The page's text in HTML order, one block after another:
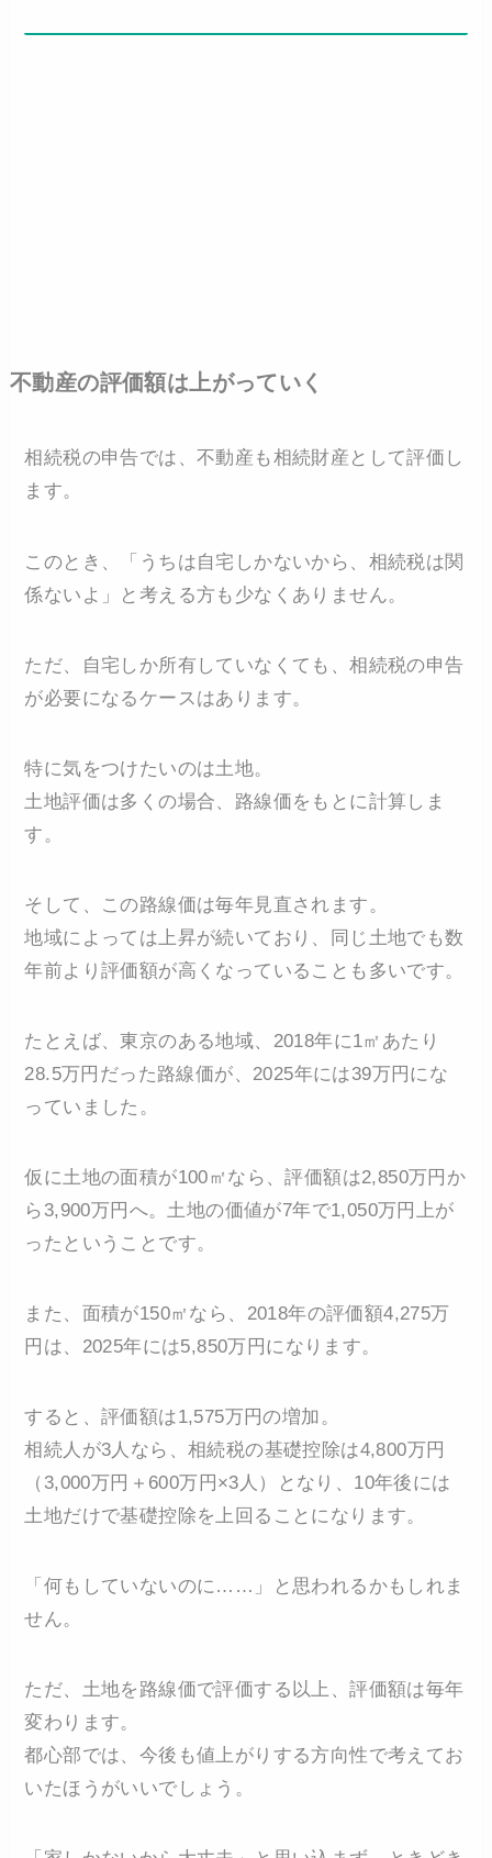
不動産の評価額は上がっていく
相続税の申告では、不動産も相続財産として評価し
ます。
このとき、「うちは自宅しかないから、相続税は関
係ないよ」と考える方も少なくありません。
ただ、自宅しか所有していなくても、相続税の申告
が必要になるケースはあります。
特に気をつけたいのは土地。
土地評価は多くの場合、路線価をもとに計算しま
す。
そして、この路線価は毎年見直されます。
地域によっては上昇が続いており、同じ土地でも数
年前より評価額が高くなっていることも多いです。
たとえば、東京のある地域、2018年に1㎡あたり
28.5万円だった路線価が、2025年には39万円にな
っていました。
仮に土地の面積が100㎡なら、評価額は2,850万円か
ら3,900万円へ。土地の価値が7年で1,050万円上が
ったということです。
また、面積が150㎡なら、2018年の評価額4,275万
円は、2025年には5,850万円になります。
すると、評価額は1,575万円の増加。
相続人が3人なら、相続税の基礎控除は4,800万円
（3,000万円＋600万円×3人）となり、10年後には
土地だけで基礎控除を上回ることになります。
「何もしていないのに……」と思われるかもしれま
せん。
ただ、土地を路線価で評価する以上、評価額は毎年
変わります。
都心部では、今後も値上がりする方向性で考えてお
いたほうがいいでしょう。